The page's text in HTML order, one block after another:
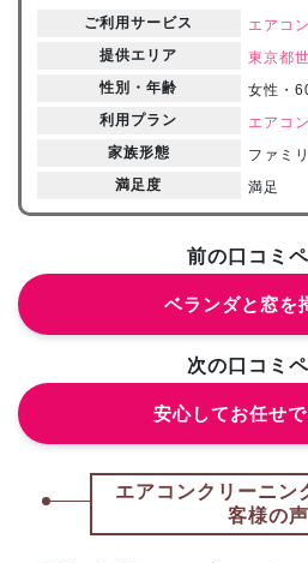
ご利用サービス
エアコ
提供エリア
東京都
性別・年齢
女性・
利用プラン
エアコ
家族形態
ファミ
満足度
満足
前の口コミ
ベランダと窓を
次の口コミ
安心してお任せ
エアコンクリーニン
客様の声